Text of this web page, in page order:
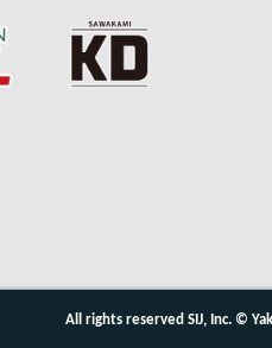
All rights reserved SIJ, Inc. ©